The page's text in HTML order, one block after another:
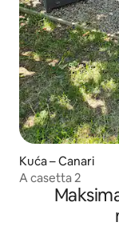
Kuća – Canari
A casetta 2